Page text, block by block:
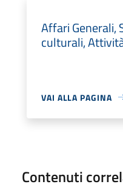
Affari Generali,
culturali,
VAI ALLA PAGINA
Contenuti